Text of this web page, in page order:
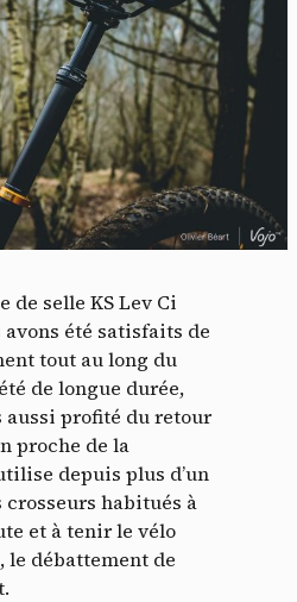
de selle KS Lev Ci
été satisfaits de
tout au long du
de longue durée,
aussi profité du retour
proche de la
depuis plus d’un
crosseurs habitués à
et à tenir le vélo
le débattement de